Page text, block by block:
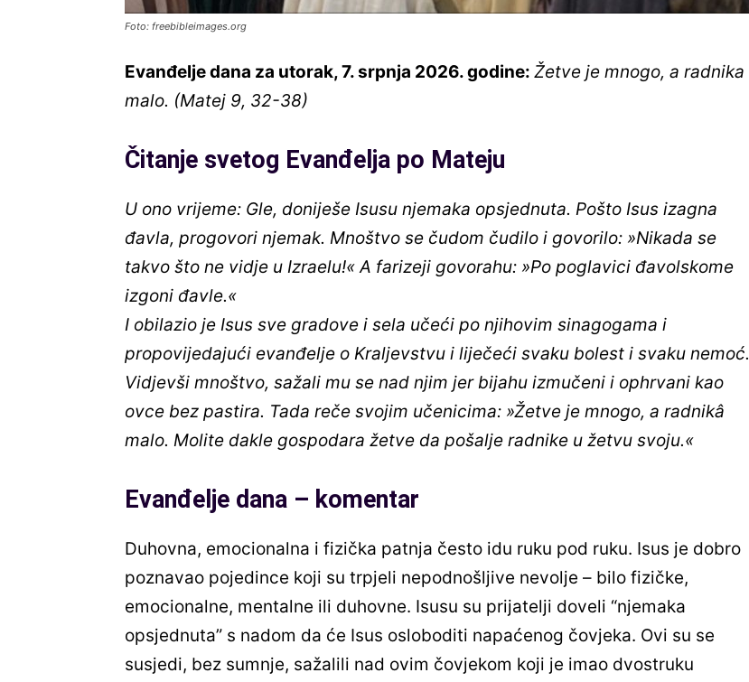
Foto: freebibleimages.org
Evanđelje dana za utorak, 7. srpnja 2026. godine: Žetve je mnogo, a radnika
malo. (Matej 9, 32-38)
Čitanje svetog Evanđelja po Mateju
U ono vrijeme: Gle, doniješe Isusu njemaka opsjednuta. Pošto Isus izagna
đavla, progovori njemak. Mnoštvo se čudom čudilo i govorilo: »Nikada se
takvo što ne vidje u Izraelu!« A farizeji govorahu: »Po poglavici đavolskome
izgoni đavle.«
I obilazio je Isus sve gradove i sela učeći po njihovim sinagogama i
propovijedajući evanđelje o Kraljevstvu i liječeći svaku bolest i svaku nemoć.
Vidjevši mnoštvo, sažali mu se nad njim jer bijahu izmučeni i ophrvani kao
ovce bez pastira. Tada reče svojim učenicima: »Žetve je mnogo, a radnikâ
malo. Molite dakle gospodara žetve da pošalje radnike u žetvu svoju.«
Evanđelje dana – komentar
Duhovna, emocionalna i fizička patnja često idu ruku pod ruku. Isus je dobro
poznavao pojedince koji su trpjeli nepodnošljive nevolje – bilo fizičke,
emocionalne, mentalne ili duhovne. Isusu su prijatelji doveli “njemaka
opsjednuta” s nadom da će Isus osloboditi napaćenog čovjeka. Ovi su se
susjedi, bez sumnje, sažalili nad ovim čovjekom koji je imao dvostruku